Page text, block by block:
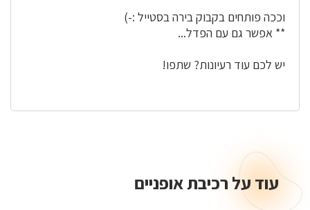
וככה פותחים בקבוק בירה בסטייל :-)
** אפשר גם עם הפדל...
יש לכם עוד רעיונות? שתפו!
עוד על רכיבת אופניים